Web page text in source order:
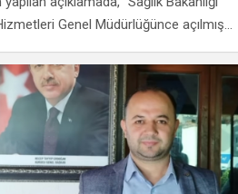
Genel Müdürlüğünce açılmış…